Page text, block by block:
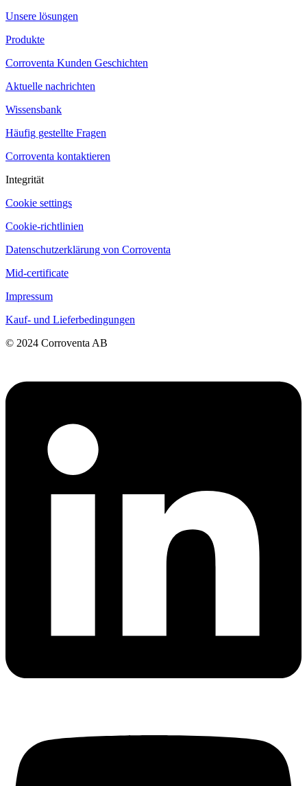
Unsere lösungen
Produkte
Corroventa Kunden Geschichten
Aktuelle nachrichten
Wissensbank
Häufig gestellte Fragen
Corroventa kontaktieren
Integrität
Cookie settings
Cookie-richtlinien
Datenschutzerklärung von Corroventa
Mid-certificate
Impressum
Kauf- und Lieferbedingungen
© 2024 Corroventa AB